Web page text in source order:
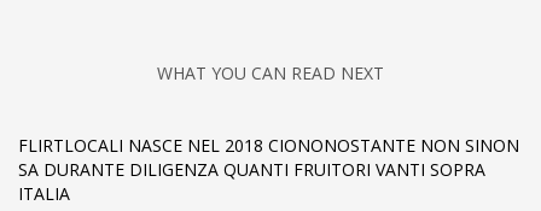
WHAT YOU CAN READ NEXT
FLIRTLOCALI NASCE NEL 2018 CIONONOSTANTE NON SINON
SA DURANTE DILIGENZA QUANTI FRUITORI VANTI SOPRA
ITALIA